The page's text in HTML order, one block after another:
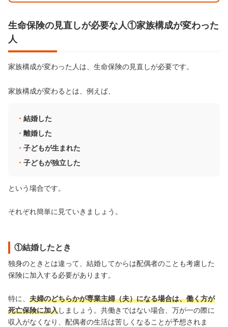
生命保険の見直しが必要な人①家族構成が変わった
人
家族構成が変わった人は、生命保険の見直しが必要です。
家族構成が変わるとは、例えば、
結婚した
離婚した
子どもが生まれた
子どもが独立した
という場合です。
それぞれ簡単に見ていきましょう。
①結婚したとき
独身のときとは違って、結婚してからは配偶者のことも考慮した
保険に加入する必要があります。
特に、 夫婦のどちらかが専業主婦（夫）になる場合は、働く方が
死亡保険に加入しましょう。共働きではない場合、万が一の際に
収入がなくなり、配偶者の生活は苦しくなることが予想されま